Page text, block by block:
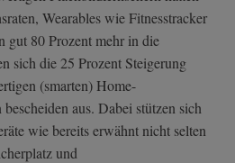
Wearables wie Fitnesstracker
gut 80 Prozent mehr in die
sich die 25 Prozent Steigerung
(smarten) Home-
aus. Dabei stützen sich
wie bereits erwähnt nicht selten
und